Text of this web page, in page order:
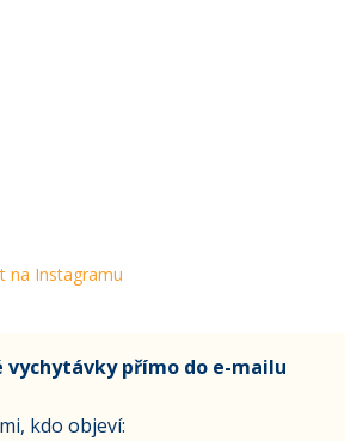
na Instagramu
vychytávky přímo do e-mailu
kdo objeví: